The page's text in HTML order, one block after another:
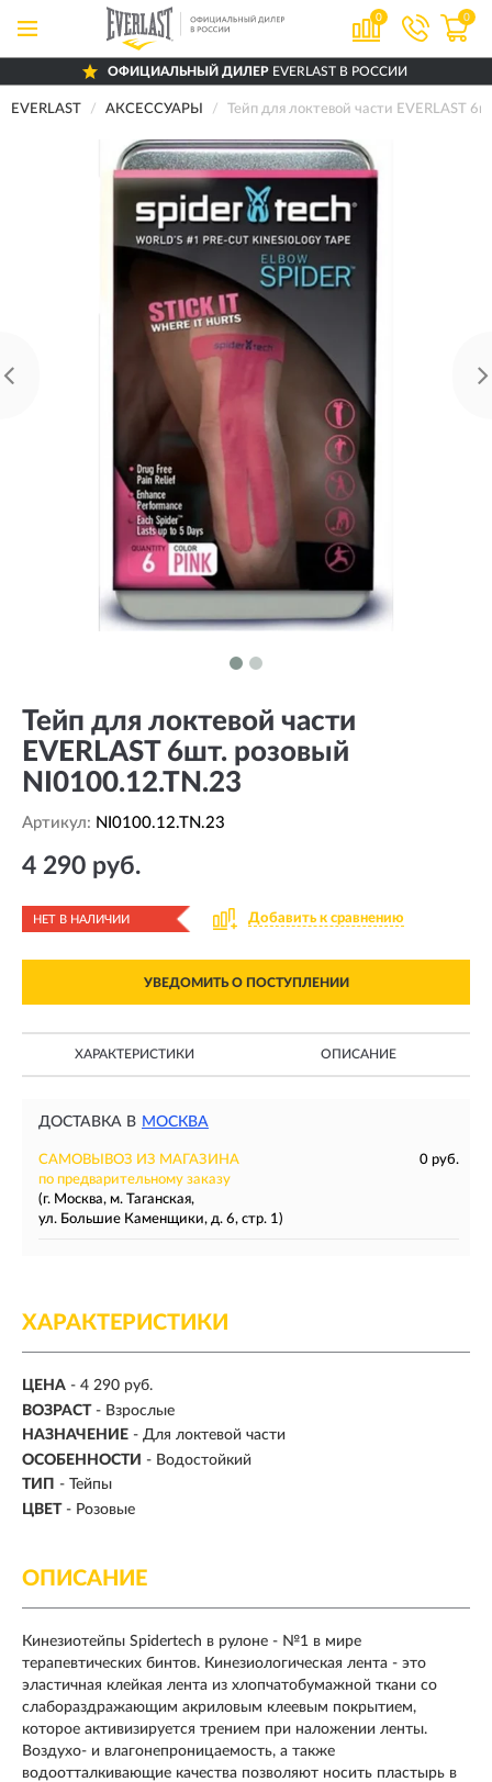
0 0
ОФИЦИАЛЬНЫЙ ДИЛЕР EVERLAST В РОССИИ
EVERLAST АКСЕССУАРЫ Тейп для локтевой части EVERLAST
Тейп для локтевой части
EVERLAST 6шт. розовый
NI0100.12.TN.23
Артикул: NI0100.12.TN.23
4 290 руб.
НЕТ В НАЛИЧИИ Добавить к сравнению
УВЕДОМИТЬ О ПОСТУПЛЕНИИ
ХАРАКТЕРИСТИКИ ОПИСАНИЕ
ДОСТАВКА В МОСКВА
САМОВЫВОЗ ИЗ МАГАЗИНА
0 руб.
по предварительному заказу
(г. Москва, м. Таганская,
ул. Большие Каменщики, д. 6, стр. 1)
ХАРАКТЕРИСТИКИ
ЦЕНА - 4 290 руб.
ВОЗРАСТ - Взрослые
НАЗНАЧЕНИЕ - Для локтевой части
ОСОБЕННОСТИ - Водостойкий
ТИП - Тейпы
ЦВЕТ - Розовые
ОПИСАНИЕ
Кинезиотейпы Spidertech в рулоне - №1 в мире
терапевтических бинтов. Кинезиологическая лента - это
эластичная клейкая лента из хлопчатобумажной ткани со
слабораздражающим акриловым клеевым покрытием,
которое активизируется трением при наложении ленты.
Воздухо- и влагонепроницаемость, а также
водоотталкивающие качества позволяют носить пластырь в